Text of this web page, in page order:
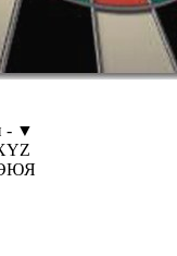
- ▼
YZ
ЮЯ